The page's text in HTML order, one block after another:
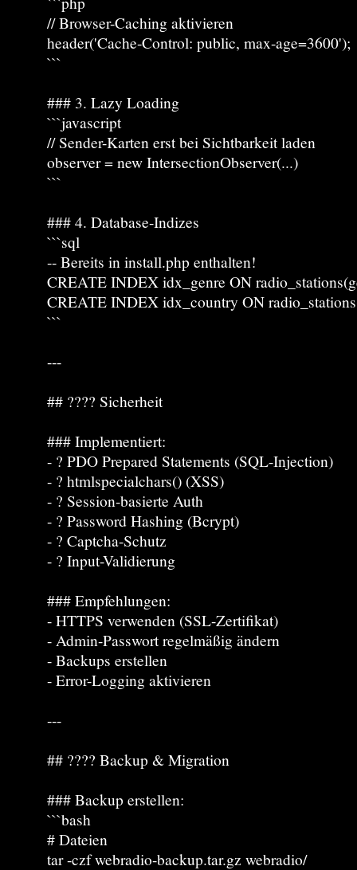
// Browser-Caching aktivieren
header('Cache-Control: public, max-age=3600');
```
### 3. Lazy Loading
```javascript
// Sender-Karten erst bei Sichtbarkeit laden
observer = new IntersectionObserver(...)
```
### 4. Database-Indizes
```sql
-- Bereits in install.php enthalten!
CREATE INDEX idx_genre ON
CREATE INDEX idx_country ON
```
---
## ???? Sicherheit
### Implementiert:
- ? PDO Prepared Statements (SQL-Injection)
- ? htmlspecialchars() (XSS)
- ? Session-basierte Auth
- ? Password Hashing (Bcrypt)
- ? Captcha-Schutz
- ? Input-Validierung
### Empfehlungen:
- HTTPS verwenden (SSL-Zertifikat)
- Admin-Passwort regelmäßig ändern
- Backups erstellen
- Error-Logging aktivieren
---
## ???? Backup & Migration
### Backup erstellen:
```bash
# Dateien
tar -czf webradio-backup.tar.gz webradio/